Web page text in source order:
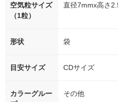
空気粒サイズ
（1粒）
直径7mmx高さ
形状 袋
目安サイズ CDサイズ
カラーグルー
その他